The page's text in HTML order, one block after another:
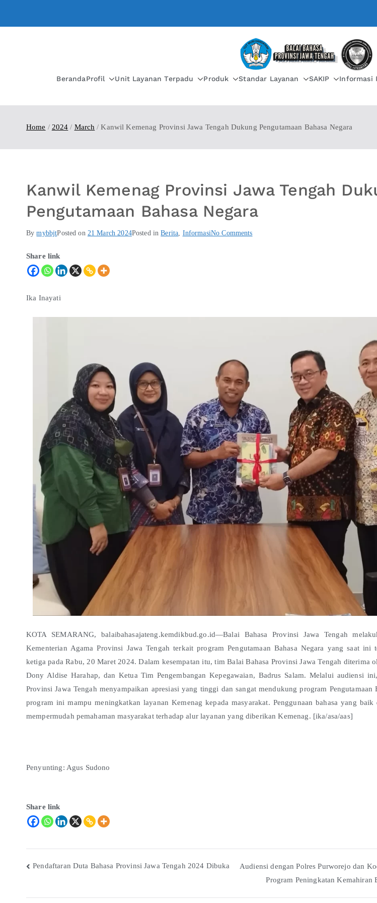
BALAI
BerandaProfil Unit Layanan Terpadu Produk Standar Layanan SAKIP Informasi
Home 2024 March Kanwil Kemenag Provinsi Jawa Tengah Dukung Pengutamaan Bahasa Negara
Kanwil Kemenag Provinsi Jawa Tengah
Pengutamaan Bahasa Negara
BymybbjtPosted on 21 March 2024Posted inBerita, InformasiNo Comments
Share link
Ika Inayati
KOTA SEMARANG, balaibahasajateng.kemdikbud.go.id—Balai Bahasa Provinsi Jawa Tengah
Kementerian Agama Provinsi Jawa Tengah terkait program Pengutamaan Bahasa Negara yang saat ini
ketiga pada Rabu, 20 Maret 2024. Dalam kesempatan itu, tim Balai Bahasa Provinsi Jawa Tengah diterima
Dony Aldise Harahap, dan Ketua Tim Pengembangan Kepegawaian, Badrus Salam. Melalui audiensi
Provinsi Jawa Tengah menyampaikan apresiasi yang tinggi dan sangat mendukung program Pengutamaan
program ini mampu meningkatkan layanan Kemenag kepada masyarakat. Penggunaan bahasa yang
mempermudah pemahaman masyarakat terhadap alur layanan yang diberikan Kemenag. [ika/asa/aas]
Penyunting: Agus Sudono
Share link
Pendaftaran Duta Bahasa Provinsi Jawa Tengah 2024 Dibuka
Audiensi dengan Polres Purworejo dan
Program Peningkatan Kemahiran